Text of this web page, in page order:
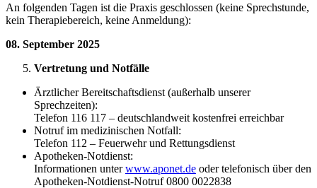
An folgenden Tagen ist die Praxis geschlossen (keine Sprechstunde,
kein Therapiebereich, keine Anmeldung):
08. September 2025
Vertretung und Notfälle
Ärztlicher Bereitschaftsdienst (außerhalb unserer
Sprechzeiten):
Telefon 116 117 – deutschlandweit kostenfrei erreichbar
Notruf im medizinischen Notfall:
Telefon 112 – Feuerwehr und Rettungsdienst
Apotheken-Notdienst:
Informationen unterwww.aponet.de oder telefonisch über den
Apotheken-Notdienst-Notruf 0800 0022838